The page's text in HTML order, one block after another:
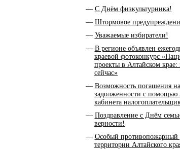
С Днём физкультурника!
Штормовое
Уважаемые избиратели!
В регионе объявлен
краевой фотоконкурс
проекты в Алтайском крае:
сейчас»
Возможность погашения
задолженности с помощью
кабинета
Поздравление с Днём
верности!
Особый противопожарный
территории Алтайского